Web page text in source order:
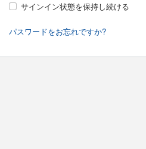
サインイン状態を保持し続ける
パスワードをお忘れですか?